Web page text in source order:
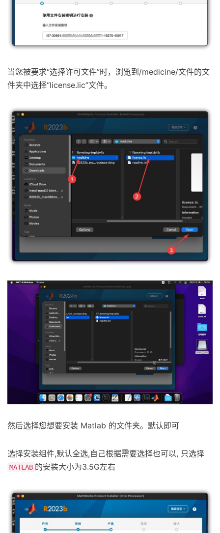
当您被要求“选择许可文件”时，浏览到/medicine/文件的文
件夹中选择“license.lic”文件。
然后选择您想要安装 Matlab 的文件夹。默认即可
选择安装组件,默认全选,自己根据需要选择也可以, 只选择
MATLAB 的安装大小为3.5G左右